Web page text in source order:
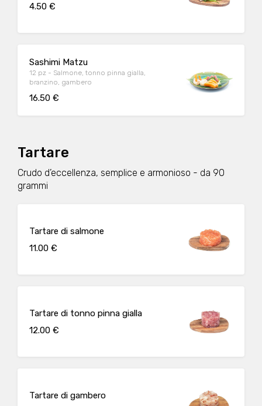
4.50 €
Sashimi Matzu
12 pz - Salmone, tonno pinna gialla,
branzino, gambero
16.50 €
Tartare
Crudo d’eccellenza, semplice e armonioso - da 90
grammi
Tartare di salmone
11.00 €
Tartare di tonno pinna gialla
12.00 €
Tartare di gambero